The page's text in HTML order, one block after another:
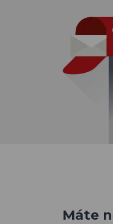
Máte